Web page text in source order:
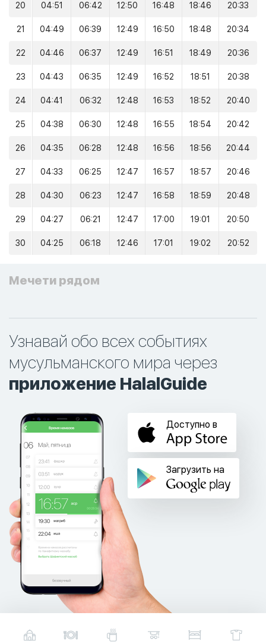
20 04:51 06:42 12:50 16:48 18:46 20:33
21 04:49 06:39 12:49 16:50 18:48 20:34
22 04:46 06:37 12:49 16:51 18:49 20:36
23 04:43 06:35 12:49 16:52 18:51 20:38
24 04:41 06:32 12:48 16:53 18:52 20:40
25 04:38 06:30 12:48 16:55 18:54 20:42
26 04:35 06:28 12:48 16:56 18:56 20:44
27 04:33 06:25 12:47 16:57 18:57 20:46
28 04:30 06:23 12:47 16:58 18:59 20:48
29 04:27 06:21 12:47 17:00 19:01 20:50
30 04:25 06:18 12:46 17:01 19:02 20:52
Мечети рядом
Узнавай обо всех событиях
мусульманского мира через
приложение HalalGuide
Доступно в
Загрузить на